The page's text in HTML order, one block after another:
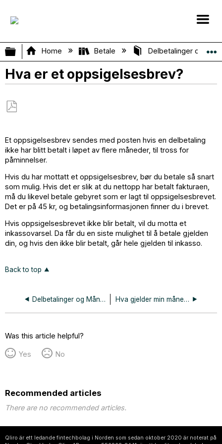
Expand/collapse global hierarchy
Home Betale Delbetalinger og
Hva er et oppsigelsesbrev?
PDF
Et oppsigelsesbrev sendes med posten hvis en delbetaling
ikke har blitt betalt i løpet av flere måneder, til tross for
påminnelser.
Hvis du har mottatt et oppsigelsesbrev, bør du betale så snart
som mulig. Hvis det er slik at du nettopp har betalt fakturaen,
må du likevel betale gebyret som er lagt til oppsigelsesbrevet.
Det er på 45 kr, og betalingsinformasjonen finner du i brevet.
Hvis oppsigelsesbrevet ikke blir betalt, vil du motta et
inkassovarsel. Da får du en siste mulighet til å betale gjelden
din, og hvis den ikke blir betalt, går hele gjelden til inkasso.
Back to top
Delbetalinger og Månedsfaktura Hva gjelder min månedsfaktura for?
Was this article helpful?
Yes No
Recommended articles
There are no recommended articles.
Qliro är ett ledande fintechbolag i Norden som sedan oktober 2020 är noterat på